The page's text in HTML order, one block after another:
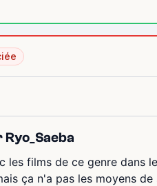
les films de ce genre dans
ça n'a pas les moyens de